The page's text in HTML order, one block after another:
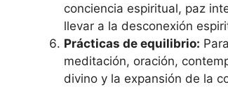
conciencia espiritual, paz
llevar a la desconexión
Prácticas de equilibrio:
meditación, oración,
divino y la expansión de la